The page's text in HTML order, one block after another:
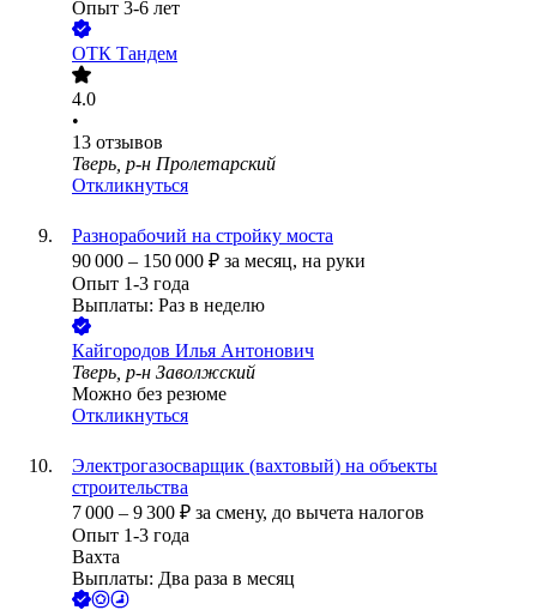
Опыт 3-6 лет
ОТК Тандем
4.0
•
13 отзывов
Тверь, р-н Пролетарский
Откликнуться
Разнорабочий на стройку моста
90 000 – 150 000 ₽ за месяц, на руки
Опыт 1-3 года
Выплаты: Раз в неделю
Кайгородов Илья Антонович
Тверь, р-н Заволжский
Можно без резюме
Откликнуться
Электрогазосварщик (вахтовый) на объекты
строительства
7 000 – 9 300 ₽ за смену, до вычета налогов
Опыт 1-3 года
Вахта
Выплаты: Два раза в месяц